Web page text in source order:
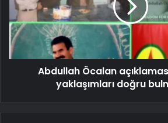
Abdullah Öcalan
yaklaşımları doğru